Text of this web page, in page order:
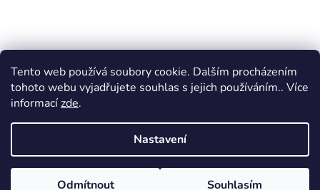
Tento web používá soubory cookie. Dalším procházením
tohoto webu vyjadřujete souhlas s jejich používáním.. Více
informacízde.
Nastavení
Odmítnout Souhlasím
DARA design
Vytvořil Shoptet
Copyright 2026DARA eshop . Všechna práva vyhrazena.